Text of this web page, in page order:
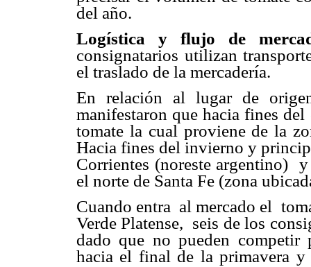
del año.
Logística y flujo de
consignatarios utilizan
el traslado de la mercadería.
En relación al lugar de
manifestaron que hacia fines
tomate la cual proviene de la
Hacia fines del invierno y
Corrientes (noreste argentino)
el norte de Santa Fe (zona
Cuando entra al mercado el
Verde Platense, seis de los
dado que no pueden
hacia el final de la primavera